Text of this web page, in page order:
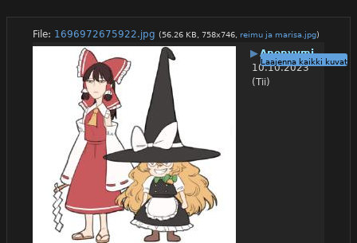
Laajenna kaikki kuvat
File: 1696972675922.jpg (56.26 KB, 758x746, reimu ja marisa.jpg)
▶Anonyymi
10.10.2023
(Tii)